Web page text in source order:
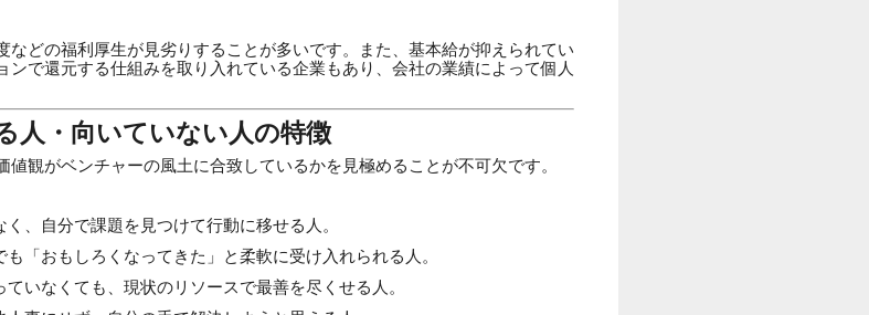
などの福利厚生が見劣りすることが多いです。また、基本給が抑えられてい
ンで還元する仕組みを取り入れている企業もあり、会社の業績によって個人
人・向いていない人の特徴
観がベンチャーの風土に合致しているかを見極めることが不可欠です。
、自分で課題を見つけて行動に移せる人。
「おもしろくなってきた」と柔軟に受け入れられる人。
ていなくても、現状のリソースで最善を尽くせる人。